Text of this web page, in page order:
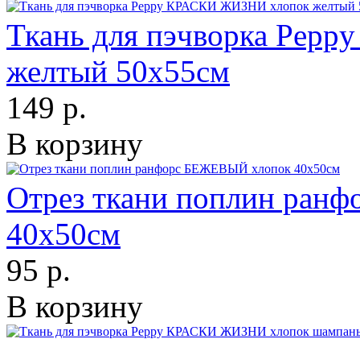
Ткань для пэчворка
желтый 50х55см
149 р.
В корзину
Отрез ткани поплин
40х50см
95 р.
В корзину